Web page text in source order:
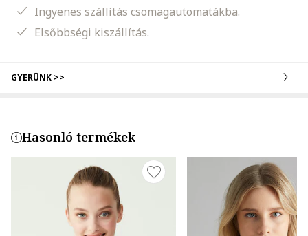
Ingyenes szállítás csomagautomatákba.
Elsőbbségi kiszállítás.
GYERÜNK >>
Hasonló termékek